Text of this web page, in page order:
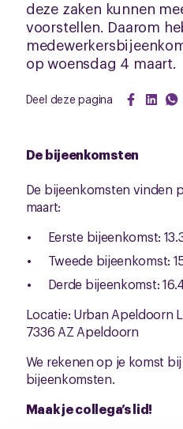
deze zaken kunnen
voorstellen. Daarom
op woensdag 4 maart.
Deel deze pagina
De bijeenkomsten
De bijeenkomsten vinden
maart:
Eerste bijeenkomst:
Tweede bijeenkomst:
Derde bijeenkomst:
Locatie: Urban Apeldoorn
7336 AZ Apeldoorn
We rekenen op je komst
bijeenkomsten.
Maak je collega’s lid!